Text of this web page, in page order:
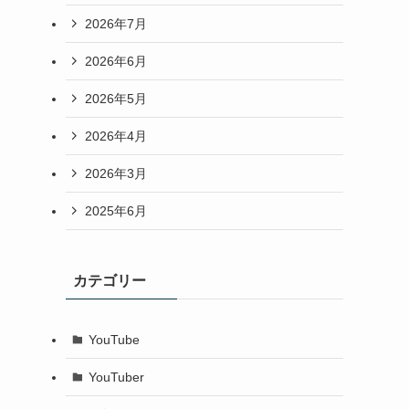
2026年7月
2026年6月
2026年5月
2026年4月
2026年3月
2025年6月
カテゴリー
YouTube
YouTuber